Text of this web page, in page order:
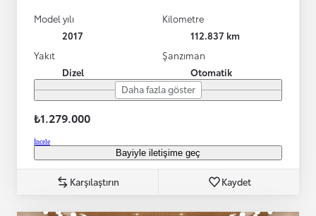
Model yılı
2017
Kilometre
112.837 km
Yakıt
Dizel
Şanzıman
Otomatik
Daha fazla göster
₺1.279.000
İncele
Bayiyle iletişime geç
Karşılaştırın Kaydet